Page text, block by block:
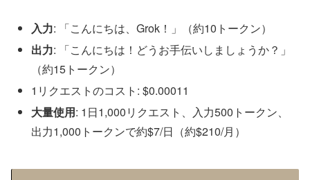
入力: 「こんにちは、Grok！」（約10トークン）
出力: 「こんにちは！どうお手伝いしましょうか？」
（約15トークン）
1リクエストのコスト: $0.00011
大量使用: 1日1,000リクエスト、入力500トークン、
出力1,000トークンで約$7/日（約$210/月）